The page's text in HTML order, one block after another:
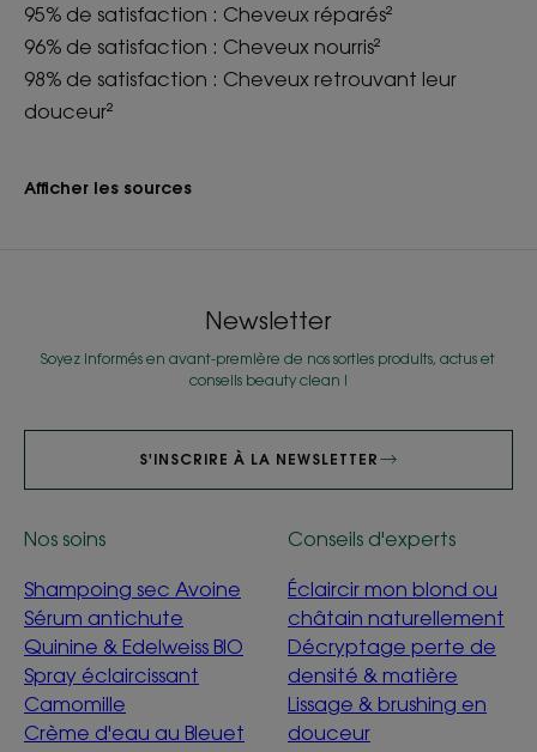
95% de satisfaction : Cheveux réparés²
96% de satisfaction : Cheveux nourris²
98% de satisfaction : Cheveux retrouvant leur
douceur²
Afficher les sources
Newsletter
Soyez informés en avant-première de nos sorties produits, actus et
conseils beauty clean !
S'INSCRIRE À LA NEWSLETTER
Nos soins
Shampoing sec Avoine
Sérum antichute
Quinine & Edelweiss BIO
Spray éclaircissant
Camomille
Crème d'eau au Bleuet
Conseils d'experts
Éclaircir mon blond ou
châtain naturellement
Décryptage perte de
densité & matière
Lissage & brushing en
douceur